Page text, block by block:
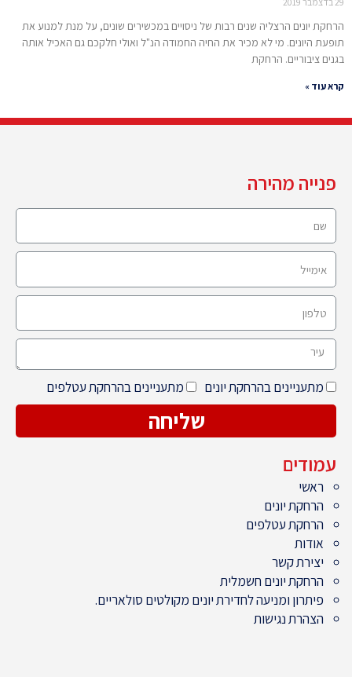
הרחקת יונים הרצליה שנים רבות של ניסויים במכשירים שונים, על מנת למנוע את
תופעת היונים. מי לא מכיר את החיה החמודה הנ"ל ואולי חלקכם גם האכיל אותה
בגנים ציבוריים. הרחקת
קרא עוד »
פנייה מהירה
מתעניינים בהרחקת יונים מתעניינים בהרחקת עטלפים
שליחה
עמודים
ראשי
הרחקת יונים
הרחקת עטלפים
אודות
יצירת קשר
הרחקת יונים חשמלית
פיתרון ומניעה לחדירת יונים מקולטים סולאריים.
הצהרת נגישות